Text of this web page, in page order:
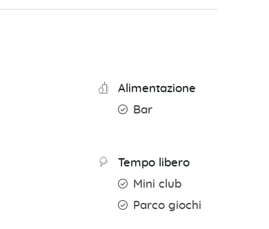
Alimentazione
Bar
Tempo libero
Mini club
Parco giochi